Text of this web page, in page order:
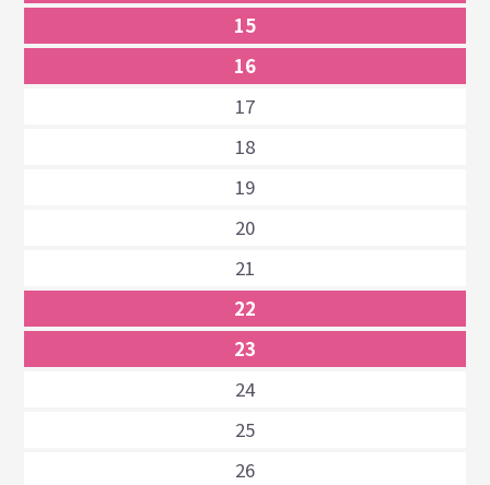
15
16
17
18
19
20
21
22
23
24
25
26